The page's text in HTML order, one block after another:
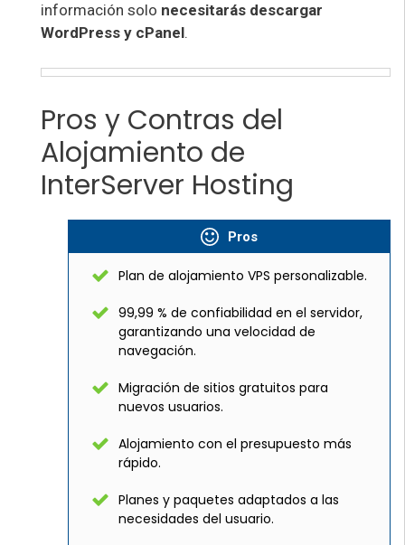
información solo necesitarás descargar
WordPress y cPanel.
Pros y Contras del
Alojamiento de
InterServer Hosting
Pros
Plan de alojamiento VPS personalizable.
99,99 % de confiabilidad en el servidor,
garantizando una velocidad de
navegación.
Migración de sitios gratuitos para
nuevos usuarios.
Alojamiento con el presupuesto más
rápido.
Planes y paquetes adaptados a las
necesidades del usuario.